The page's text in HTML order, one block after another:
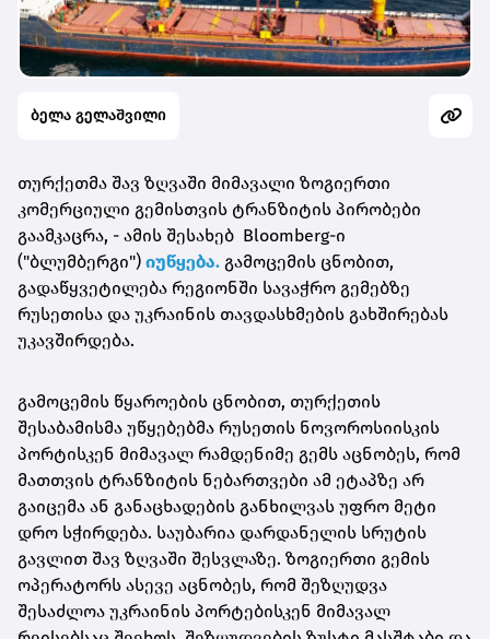
ბელა გელაშვილი
თურქეთმა შავ ზღვაში მიმავალი ზოგიერთი
კომერციული გემისთვის ტრანზიტის პირობები
გაამკაცრა, - ამის შესახებ Bloomberg-ი
("ბლუმბერგი") იუწყება. გამოცემის ცნობით,
გადაწყვეტილება რეგიონში სავაჭრო გემებზე
რუსეთისა და უკრაინის თავდასხმების გახშირებას
უკავშირდება.
გამოცემის წყაროების ცნობით, თურქეთის
შესაბამისმა უწყებებმა რუსეთის ნოვოროსიისკის
პორტისკენ მიმავალ რამდენიმე გემს აცნობეს, რომ
მათთვის ტრანზიტის ნებართვები ამ ეტაპზე არ
გაიცემა ან განაცხადების განხილვას უფრო მეტი
დრო სჭირდება. საუბარია დარდანელის სრუტის
გავლით შავ ზღვაში შესვლაზე. ზოგიერთი გემის
ოპერატორს ასევე აცნობეს, რომ შეზღუდვა
შესაძლოა უკრაინის პორტებისკენ მიმავალ